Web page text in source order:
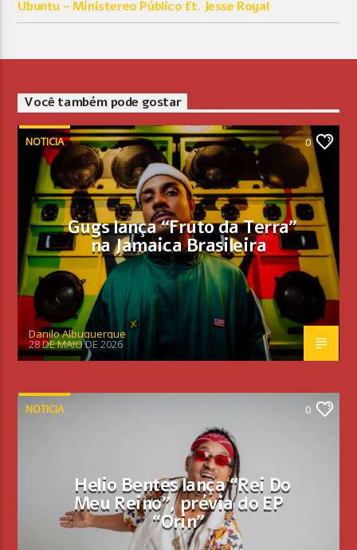
Ubuntu – Ministereo Público ft. Jesse Royal
Você também pode gostar
NOTICIA 0
Gugs lança “Fruto da Terra”
na Jamaica Brasileira
Danilo Albuquerque
28 DE MAIO DE 2026
NOTICIA 0
Helio Bentes lança “Rei Do
Meu Reino”, prévia do EP
“Orin”